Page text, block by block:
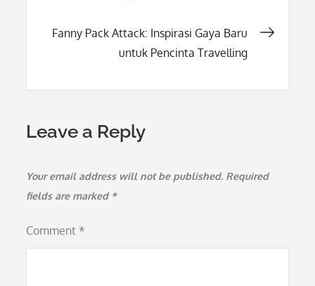
Fanny Pack Attack: Inspirasi Gaya Baru
untuk Pencinta Travelling
Leave a Reply
Your email address will not be published. Required
fields are marked *
Comment *